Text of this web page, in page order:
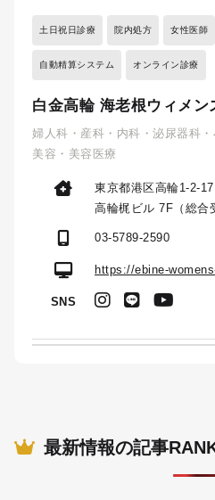
土日祝日診療 院内処方 女性医師
自動精算システム オンライン診療
白金高輪 海老根ウィメン
婦人科・産科・内科・泌尿器科
美容・美容医療
東京都港区高輪1-2-17
高輪梶ビル 7F（総合
03-5789-2590
https://ebine-
SNS
最新情報の記事